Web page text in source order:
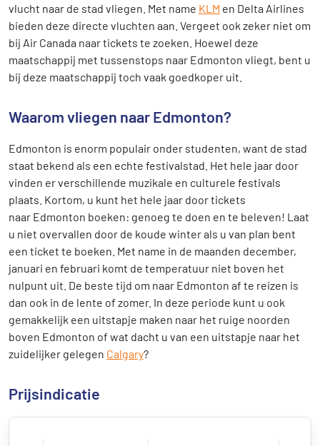
vlucht naar de stad vliegen. Met name KLM en Delta Airlines
bieden deze directe vluchten aan. Vergeet ook zeker niet om
bij Air Canada naar tickets te zoeken. Hoewel deze
maatschappij met tussenstops naar Edmonton vliegt, bent u
bij deze maatschappij toch vaak goedkoper uit.
Waarom vliegen naar Edmonton?
Edmonton is enorm populair onder studenten, want de stad
staat bekend als een echte festivalstad. Het hele jaar door
vinden er verschillende muzikale en culturele festivals
plaats. Kortom, u kunt het hele jaar door tickets
naar Edmonton boeken: genoeg te doen en te beleven! Laat
u niet overvallen door de koude winter als u van plan bent
een ticket te boeken. Met name in de maanden december,
januari en februari komt de temperatuur niet boven het
nulpunt uit. De beste tijd om naar Edmonton af te reizen is
dan ook in de lente of zomer. In deze periode kunt u ook
gemakkelijk een uitstapje maken naar het ruige noorden
boven Edmonton of wat dacht u van een uitstapje naar het
zuidelijker gelegen Calgary?
Prijsindicatie